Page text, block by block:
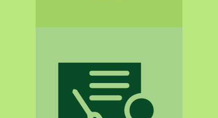
Εκπαίδευση